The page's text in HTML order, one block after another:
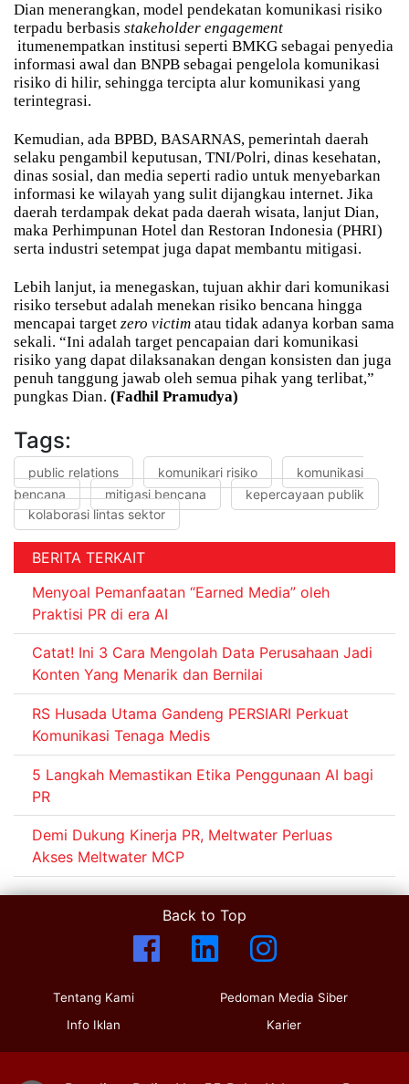
Dian menerangkan, model pendekatan komunikasi risiko
terpadu berbasis stakeholder engagement
itumenempatkan institusi seperti BMKG sebagai penyedia
informasi awal dan BNPB sebagai pengelola komunikasi
risiko di hilir, sehingga tercipta alur komunikasi yang
terintegrasi.
Kemudian, ada BPBD, BASARNAS, pemerintah daerah
selaku pengambil keputusan, TNI/Polri, dinas kesehatan,
dinas sosial, dan media seperti radio untuk menyebarkan
informasi ke wilayah yang sulit dijangkau internet. Jika
daerah terdampak dekat pada daerah wisata, lanjut Dian,
maka Perhimpunan Hotel dan Restoran Indonesia (PHRI)
serta industri setempat juga dapat membantu mitigasi.
Lebih lanjut, ia menegaskan, tujuan akhir dari komunikasi
risiko tersebut adalah menekan risiko bencana hingga
mencapai target zero victim atau tidak adanya korban sama
sekali. “Ini adalah target pencapaian dari komunikasi
risiko yang dapat dilaksanakan dengan konsisten dan juga
penuh tanggung jawab oleh semua pihak yang terlibat,”
pungkas Dian. (Fadhil Pramudya)
Tags:
public relations komunikari risiko
komunikasi
bencana
mitigasi bencana
kepercayaan publik
kolaborasi lintas sektor
BERITA TERKAIT
Menyoal Pemanfaatan “Earned Media” oleh
Praktisi PR di era AI
Catat! Ini 3 Cara Mengolah Data Perusahaan Jadi
Konten Yang Menarik dan Bernilai
RS Husada Utama Gandeng PERSIARI Perkuat
Komunikasi Tenaga Medis
5 Langkah Memastikan Etika Penggunaan AI bagi
PR
Demi Dukung Kinerja PR, Meltwater Perluas
Akses Meltwater MCP
Back to Top
Tentang Kami
Info Iklan
Pedoman Media Siber
Karier